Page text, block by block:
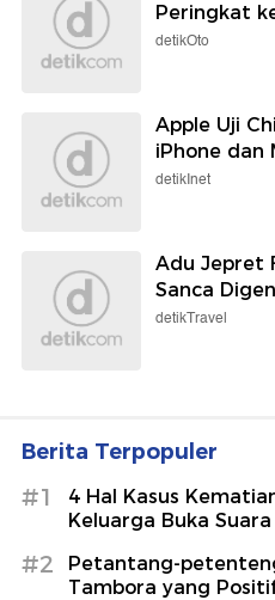
Peringkat
detikOto
Apple Uji
iPhone dan
detikInet
Adu Jepret
Sanca
detikTravel
Berita Terpopuler
#1
4 Hal Kasus
Keluarga Buka Suara
#2
Petantang-
Tambora yang